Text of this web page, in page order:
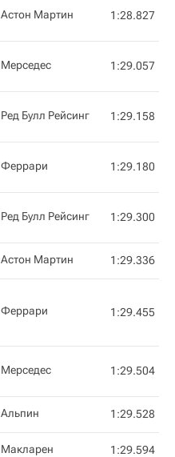
Астон Мартин 1:28.827
Мерседес 1:29.057
Ред Булл Рейсинг 1:29.158
Феррари 1:29.180
Ред Булл Рейсинг 1:29.300
Астон Мартин 1:29.336
Феррари 1:29.455
Мерседес 1:29.504
Альпин 1:29.528
Макларен 1:29.594